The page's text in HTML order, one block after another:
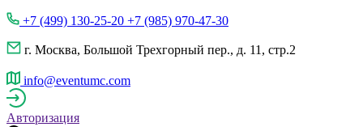
+7 (499) 130-25-20 +7 (985) 970-47-30
г. Москва, Большой Трехгорный пер., д. 11, стр.2
info@eventumc.com
Авторизация